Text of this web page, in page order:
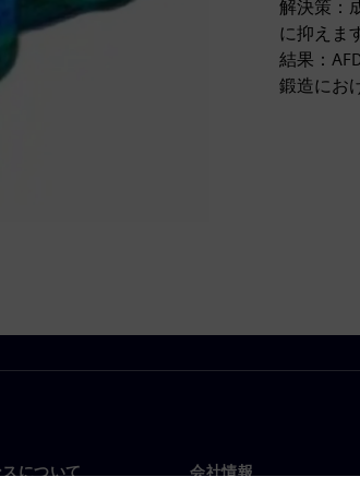
解決策：
に抑えま
結果：
鍛造にお
について 会社情報